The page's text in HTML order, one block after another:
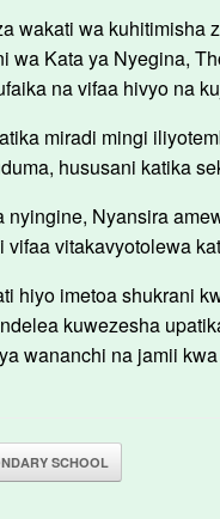
wakati wa kuhitimisha
wa Kata ya Nyegina,
na vifaa hivyo na
miradi mingi
hususani katika
nyingine, Nyansira
vifaa vitakavyotolewa
hiyo imetoa shukrani
kuwezesha
wananchi na jamii
SCHOOL